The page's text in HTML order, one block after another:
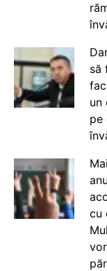
să
un
pe
cu